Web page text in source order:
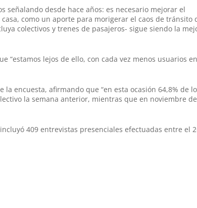
señalando desde hace años: es necesario mejorar el
como un aporte para morigerar el caos de tránsito
colectivos y trenes de pasajeros- sigue siendo la
“estamos lejos de ello, con cada vez menos usuarios
encuesta, afirmando que “en esta ocasión 64,8% de
la semana anterior, mientras que en noviembre
409 entrevistas presenciales efectuadas entre el